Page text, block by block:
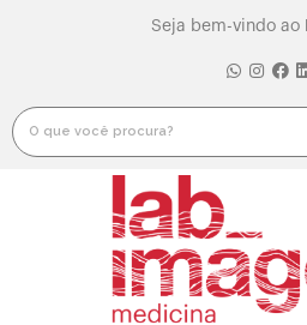
Seja bem-vindo ao